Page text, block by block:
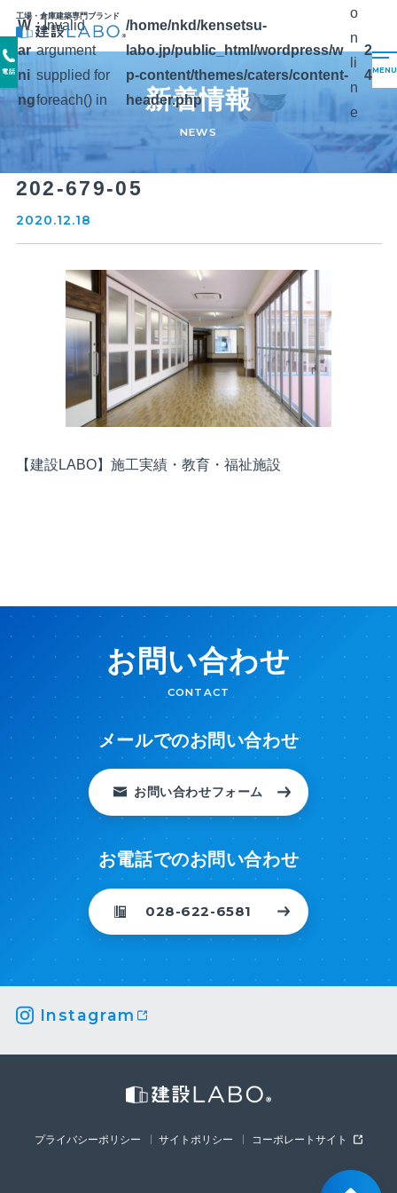
工場・倉庫建築専門ブランド
電話
W
ar
ni
ng
: Invalid
argument
supplied for
foreach() in
/home/nkd/kensetsu-
labo.jp/public_html/wordpress/w
p-content/themes/caters/content-
header.php
o
n
li
n
e
2
4
新着情報
NEWS
202-679-05
2020.12.18
【建設LABO】施工実績・教育・福祉施設
お問い合わせ
CONTACT
メールでのお問い合わせ
お問い合わせフォーム
お電話でのお問い合わせ
028-622-6581
Instagram
プライバシーポリシー サイトポリシー コーポレートサイト